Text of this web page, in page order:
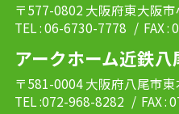
〒577-0802 大阪府東大阪
TEL : 06-6730-7778 / FAX :
アークホーム近鉄八
〒581-0004 大阪府八尾市
TEL :072-968-8282 / FAX :